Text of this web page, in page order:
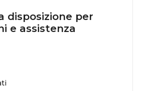
disposizione per
e assistenza